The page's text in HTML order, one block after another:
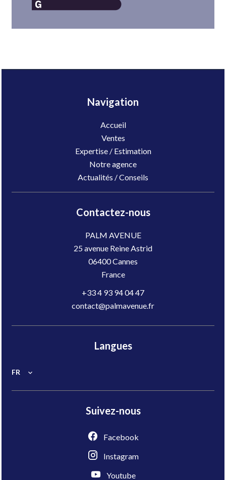
Navigation
Accueil
Ventes
Expertise / Estimation
Notre agence
Actualités / Conseils
Contactez-nous
PALM AVENUE
25 avenue Reine Astrid
06400Cannes
France
+33 4 93 94 04 47
contact@palmavenue.fr
Langues
FR
Suivez-nous
Facebook
Instagram
Youtube